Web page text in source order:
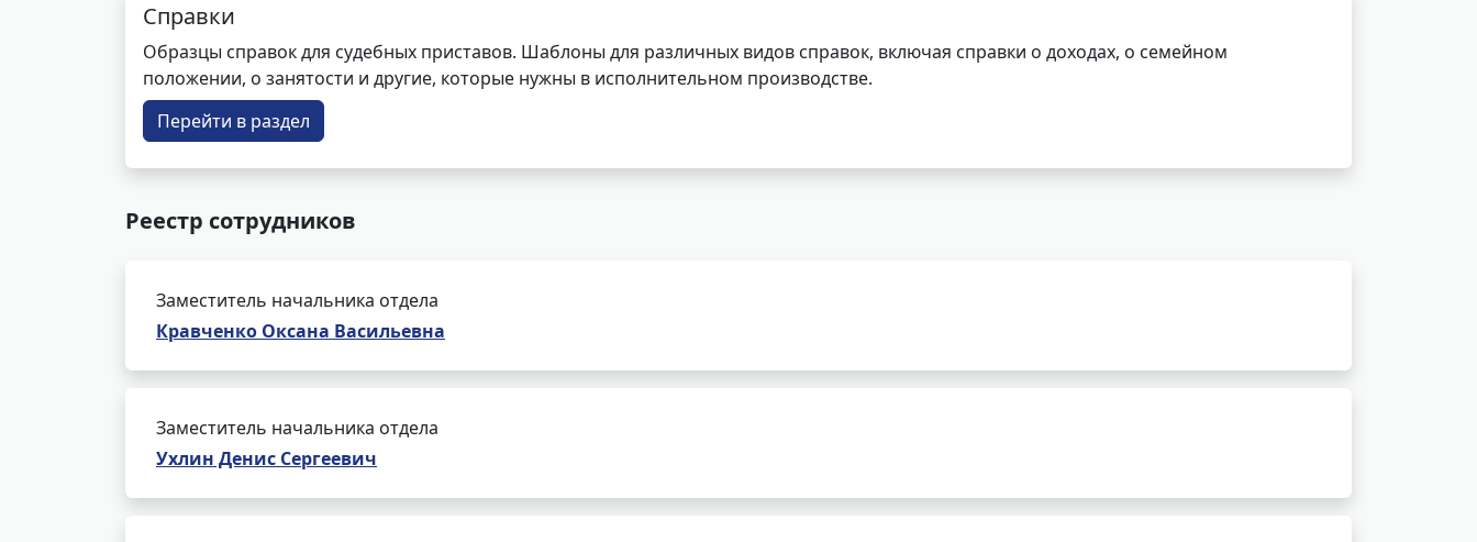
Справки
Образцы справок для судебных приставов. Шаблоны для различных видов справок, включая справки о доходах, о семейном
положении, о занятости и другие, которые нужны в исполнительном производстве.
Перейти в раздел
Реестр сотрудников
Заместитель начальника отдела
Кравченко Оксана Васильевна
Заместитель начальника отдела
Ухлин Денис Сергеевич